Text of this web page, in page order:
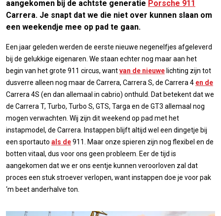
aangekomen bij de achtste generatie Porsche 911
Carrera. Je snapt dat we die niet over kunnen slaan om
een weekendje mee op pad te gaan.
Een jaar geleden werden de eerste nieuwe negenelfjes afgeleverd
bij de gelukkige eigenaren. We staan echter nog maar aan het
begin van het grote 911 circus, wantvan de nieuwe lichting zijn tot
dusverre alleen nog maar de Carrera, Carrera S, de Carrera 4 en de
Carrera 4S (en dan allemaal in cabrio) onthuld. Dat betekent dat we
de Carrera T, Turbo, Turbo S, GTS, Targa en de GT3 allemaal nog
mogen verwachten. Wij zijn dit weekend op pad met het
instapmodel, de Carrera. Instappen blijft altijd wel een dingetje bij
een sportauto als de911. Maar onze spieren zijn nog flexibel en de
botten vitaal, dus voor ons geen probleem. Eer de tijd is
aangekomen dat we er ons eentje kunnen veroorloven zal dat
proces een stuk stroever verlopen, want instappen doe je voor pak
‘m beet anderhalve ton.